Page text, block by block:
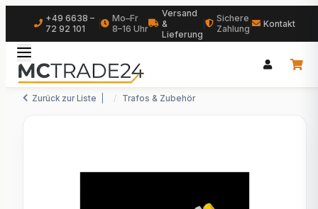
+49 6638 –
72 92 101
Mo–Fr
8–16 Uhr
Versand
&
Lieferung
Sichere
Zahlung
Kontakt
Zurück zur Liste Trafos & Zubehör